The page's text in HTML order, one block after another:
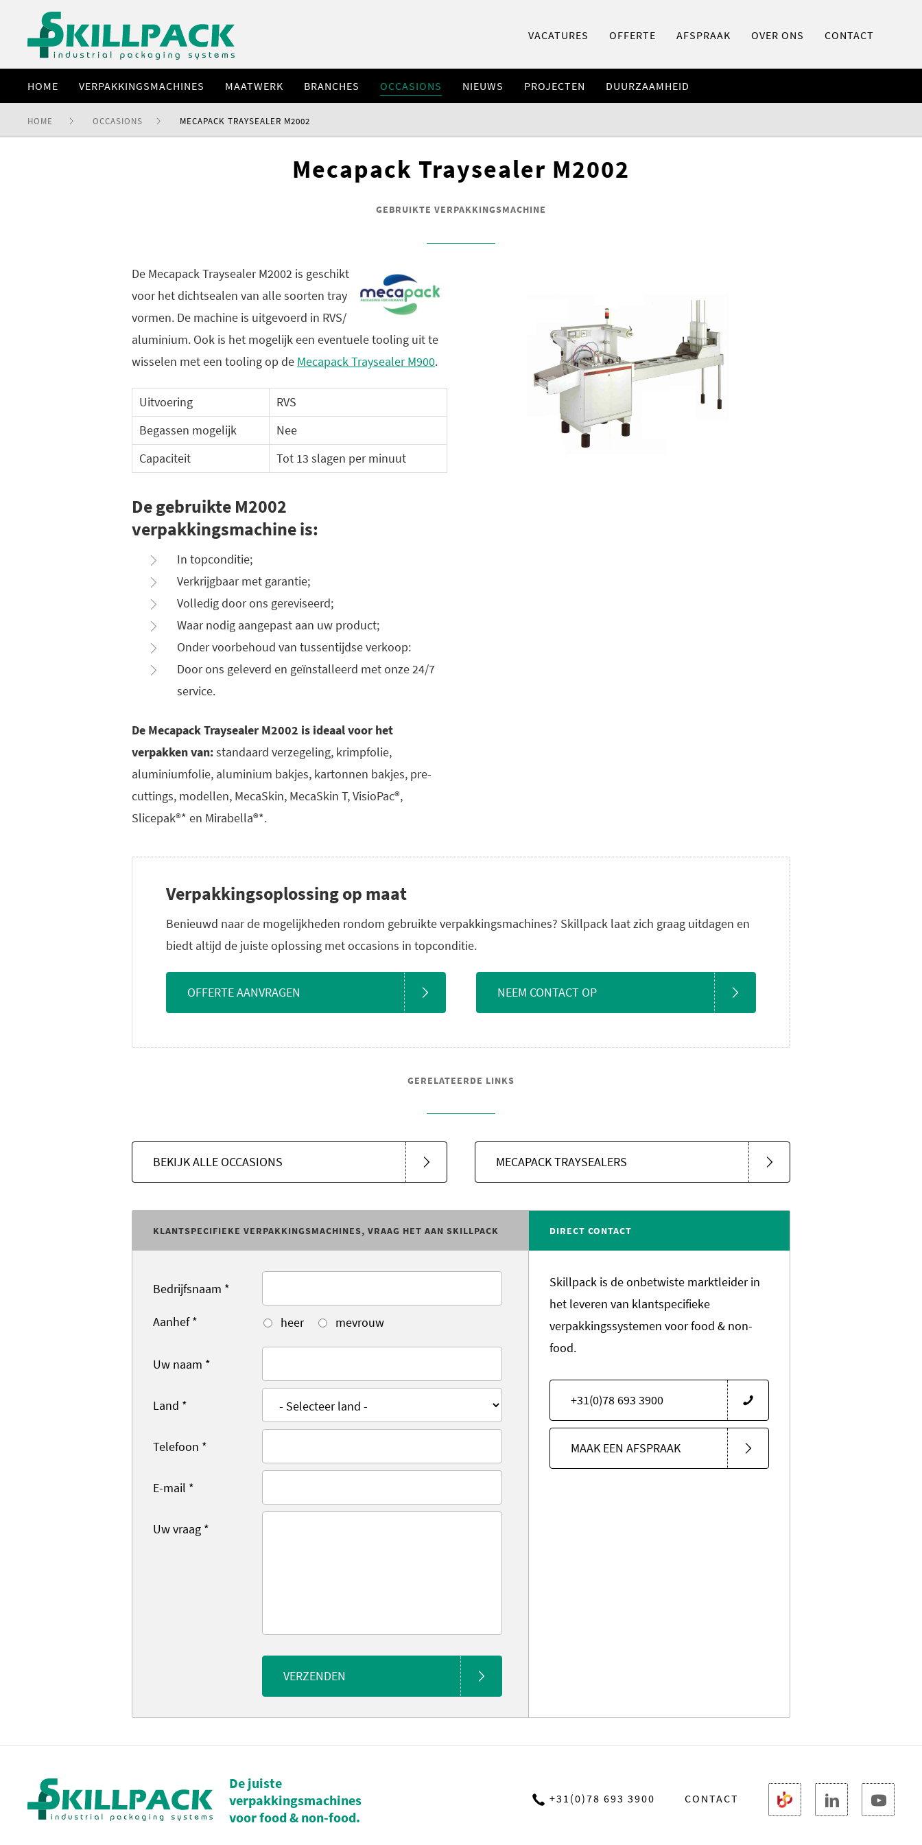
VACATURES OFFERTE AFSPRAAK OVER ONS CONTACT
HOME VERPAKKINGSMACHINES MAATWERK BRANCHES OCCASIONS NIEUWS PROJECTEN DUURZAAMHEID
HOME OCCASIONS MECAPACK TRAYSEALER M2002
Mecapack Traysealer M2002
GEBRUIKTE VERPAKKINGSMACHINE
De Mecapack Traysealer M2002 is geschikt
voor het dichtsealen van alle soorten tray
vormen. De machine is uitgevoerd in RVS/
aluminium. Ook is het mogelijk een eventuele tooling uit te
wisselen met een tooling op de Mecapack Traysealer M900.
Uitvoering
RVS
Begassen mogelijk
Nee
Capaciteit
Tot 13 slagen per minuut
De gebruikte M2002
verpakkingsmachine is:
In topconditie;
Verkrijgbaar met garantie;
Volledig door ons gereviseerd;
Waar nodig aangepast aan uw product;
Onder voorbehoud van tussentijdse verkoop:
Door ons geleverd en geïnstalleerd met onze 24/7
service.
De Mecapack Traysealer M2002 is ideaal voor het
verpakken van:standaard verzegeling, krimpfolie,
aluminiumfolie, aluminium bakjes, kartonnen bakjes, pre-
cuttings, modellen, MecaSkin, MecaSkin T, VisioPac®,
Slicepak®* en Mirabella®*.
Verpakkingsoplossing op maat
Benieuwd naar de mogelijkheden rondom gebruikte verpakkingsmachines? Skillpack laat zich graag uitdagen en
biedt altijd de juiste oplossing met occasions in topconditie.
OFFERTE AANVRAGEN NEEM CONTACT OP
GERELATEERDE LINKS
BEKIJK ALLE OCCASIONS MECAPACK TRAYSEALERS
KLANTSPECIFIEKE VERPAKKINGSMACHINES, VRAAG HET AAN SKILLPACK
Bedrijfsnaam *
Aanhef* heer mevrouw
Uw naam *
Land *
Telefoon *
E-mail *
Uw vraag *
VERZENDEN
DIRECT CONTACT
Skillpack is de onbetwiste marktleider in
het leveren van klantspecifieke
verpakkingssystemen voor food & non-
food.
+31(0)78 693 3900
MAAK EEN AFSPRAAK
De juiste
verpakkingsmachines
voor food & non-food.
+31(0)78 693 3900 CONTACT